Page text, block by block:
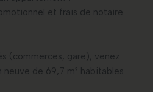
et frais de notaire
(commerces, gare), venez
de 69,7 m² habitables